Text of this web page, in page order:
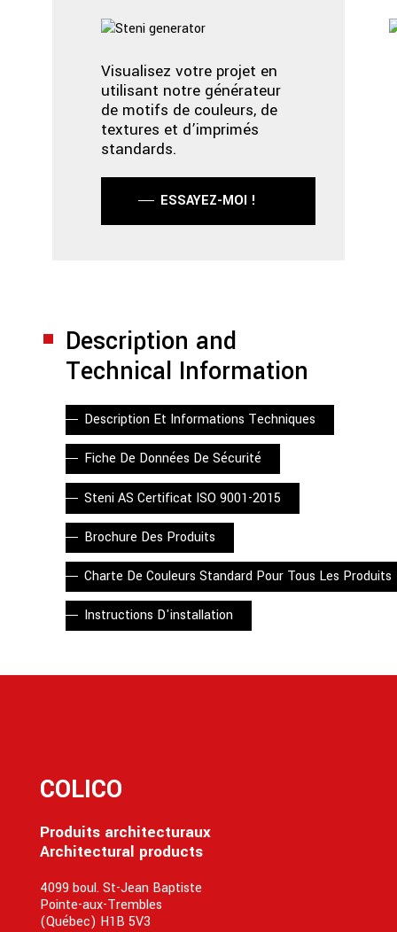
Visualisez votre projet en
utilisant notre générateur
de motifs de couleurs, de
textures et d’imprimés
standards.
ESSAYEZ-MOI !
Description and
Technical Information
Description Et Informations Techniques
Fiche De Données De Sécurité
Steni AS Certificat ISO 9001-2015
Brochure Des Produits
Charte De Couleurs Standard Pour Tous Les Produits
Instructions D'installation
COLICO
Produits architecturaux
Architectural products
4099 boul. St-Jean Baptiste
Pointe-aux-Trembles
(Québec) H1B 5V3